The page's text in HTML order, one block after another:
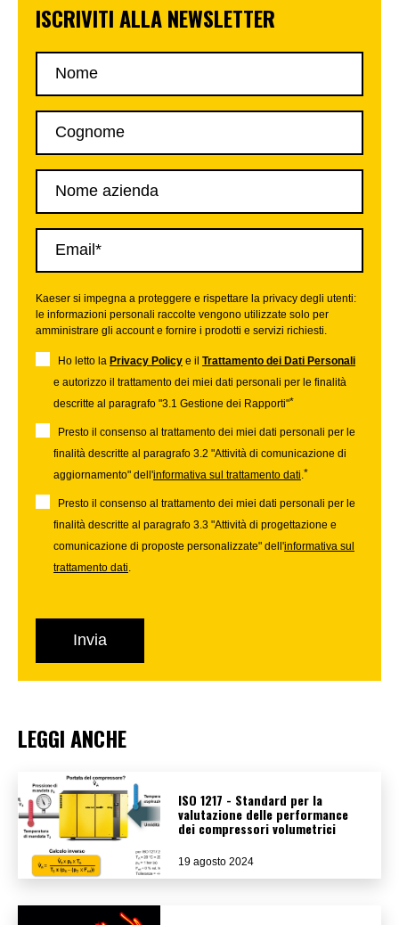
ISCRIVITI ALLA NEWSLETTER
Kaeser si impegna a proteggere e rispettare la privacy degli utenti:
le informazioni personali raccolte vengono utilizzate solo per
amministrare gli account e fornire i prodotti e servizi richiesti.
Ho letto la Privacy Policy e il Trattamento dei Dati Personali
e autorizzo il trattamento dei miei dati personali per le finalità
descritte al paragrafo "3.1 Gestione dei Rapporti"*
Presto il consenso al trattamento dei miei dati personali per le
finalità descritte al paragrafo 3.2 "Attività di comunicazione di
aggiornamento" dell'informativa sul trattamento dati *
Presto il consenso al trattamento dei miei dati personali per le
finalità descritte al paragrafo 3.3 "Attività di progettazione e
comunicazione di proposte personalizzate" dell'informativa sul
trattamento dati
LEGGI ANCHE
ISO 1217 - Standard per la
valutazione delle performance
dei compressori volumetrici
19 agosto 2024